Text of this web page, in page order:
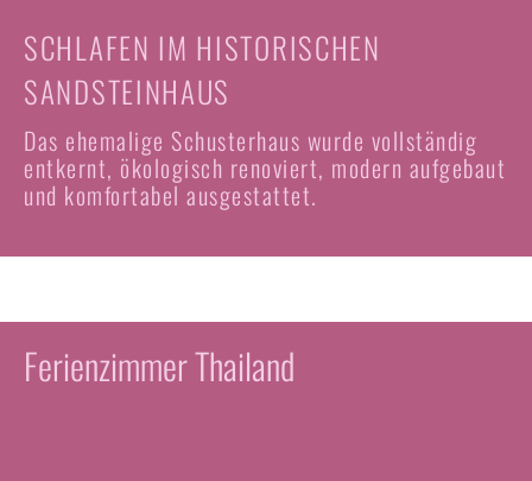
SCHLAFEN IM HISTORISCHEN
SANDSTEINHAUS
Das ehemalige Schusterhaus wurde vollständig
entkernt, ökologisch renoviert, modern aufgebaut
und komfortabel ausgestattet.
Ferienzimmer Thailand